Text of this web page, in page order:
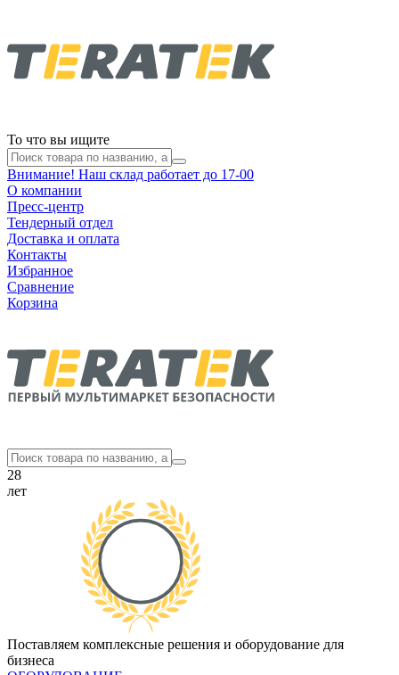
То что вы ищите
Внимание! Наш склад работает до 17-00
О компании
Пресс-центр
Тендерный отдел
Доставка и оплата
Контакты
Избранное
Сравнение
Корзина
28
лет
Поставляем комплексные решения и оборудование для
бизнеса